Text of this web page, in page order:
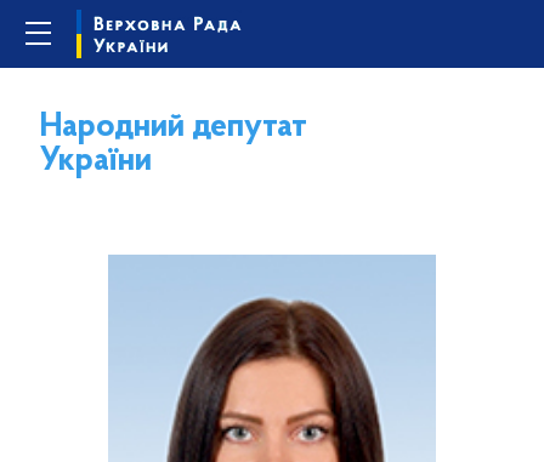
Народний депутат
України